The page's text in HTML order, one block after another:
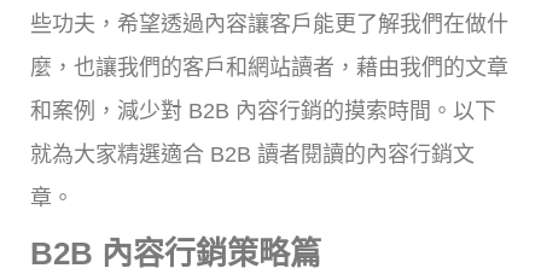
些功夫，希望透過內容讓客戶能更了解我們在做什
麼，也讓我們的客戶和網站讀者，藉由我們的文章
和案例，減少對 B2B 內容行銷的摸索時間。以下
就為大家精選適合 B2B 讀者閱讀的內容行銷文
章。
B2B 內容行銷策略篇